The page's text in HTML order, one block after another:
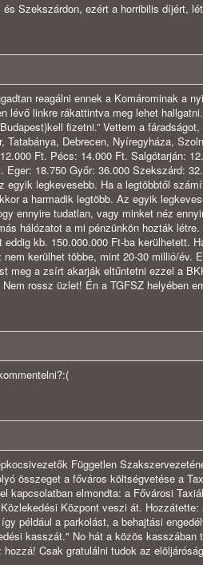
és Szekszárdon, ezért a horribilis díjért,
reagálni ennek a Komárominak a
lévő linkre rákattintva meg lehet
fizetni.” Vettem a
Tatabánya, Debrecen, Nyíregyháza,
Ft. Pécs: 14.000 Ft. Salgótarján:
Eger: 18.750 Győr: 36.000 Szekszárd:
egyik legkevesebb. Ha a legtöbbtől
a harmadik legtöbb. Az egyik
ennyire tudatlan, vagy minket néz
hálózatot a mi pénzünkön hozták
eddig kb. 150.000.000 Ft-ba kerülhetett.
kerülhet többe, mint 20-30 millió/év.
meg a zsírt akarják eltűntetni ezzel a
rossz üzlet! Én a TGFSZ helyében
Független
összeget a főváros költségvetése a
kapcsolatban elmondta: a Fővárosi
Központ veszi át.
például a parkolást, a behajtási
kasszát." No hát a közös
Csak gratulálni tudok az